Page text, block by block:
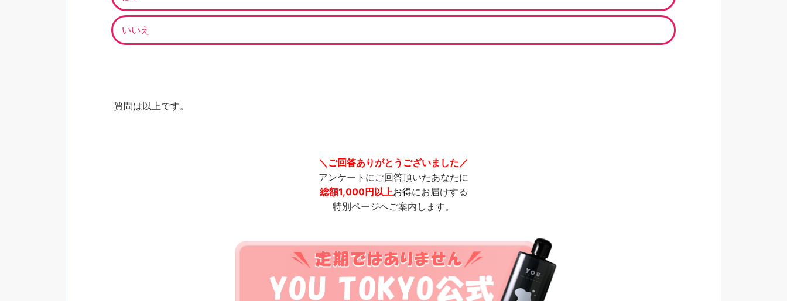
いいえ
質問は以上です。
＼ご回答ありがとうございました／
アンケートにご回答頂いたあなたに
総額1,000円以上お得にお届けする
特別ページへご案内します。